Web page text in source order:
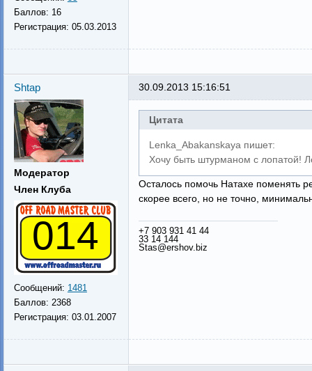
Баллов: 16
Регистрация: 05.03.2013
Shtap
Модератор
Член Клуба
014
Сообщений: 1481
Баллов: 2368
Регистрация: 03.01.2007
30.09.2013 15:16:51
Цитата
Lenka_Abakanskaya пишет:
Хочу быть штурманом с лопатой!
Осталось помочь Натахе поменять
скорее всего, но не точно,
+7 903 931 41 44
33 14 144
Stas@ershov.biz